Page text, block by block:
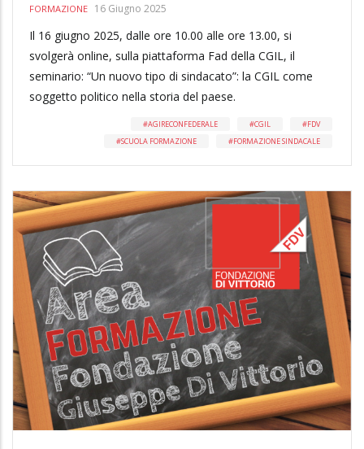
FORMAZIONE 16 Giugno 2025
Il 16 giugno 2025, dalle ore 10.00 alle ore 13.00, si
svolgerà online, sulla piattaforma Fad della CGIL, il
seminario: “Un nuovo tipo di sindacato”: la CGIL come
soggetto politico nella storia del paese.
AGIRECONFEDERALE CGIL
FDV
SCUOLA FORMAZIONE
FORMAZIONE SINDACALE